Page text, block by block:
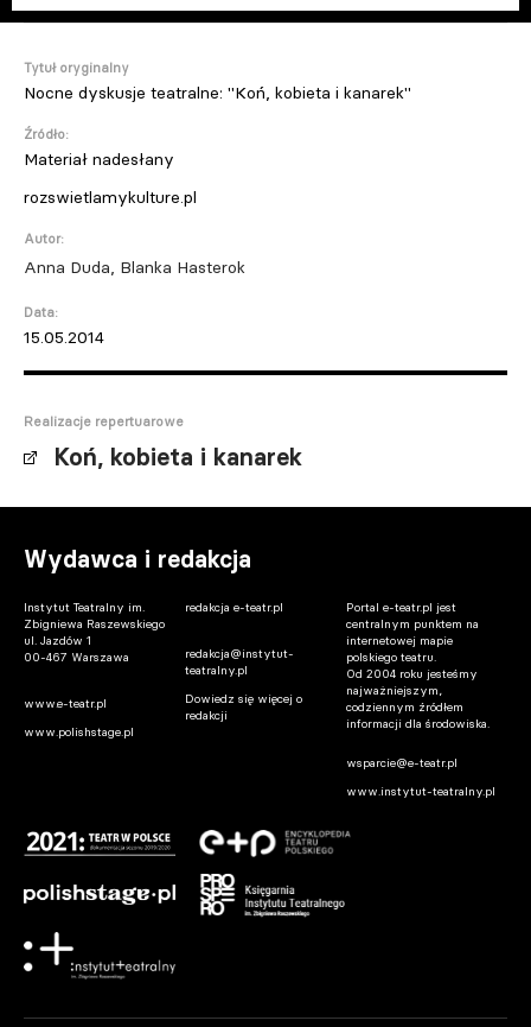
Tytuł oryginalny
Nocne dyskusje teatralne: "Koń, kobieta i kanarek"
Źródło:
Materiał nadesłany
rozswietlamykulture.pl
Autor:
Anna Duda, Blanka Hasterok
Data:
15.05.2014
Realizacje repertuarowe
Koń, kobieta i kanarek
Wydawca i redakcja
Instytut Teatralny im.
Zbigniewa Raszewskiego
ul. Jazdów 1
00-467 Warszawa
www.e-teatr.pl
www.polishstage.pl
redakcja e-teatr.pl
redakcja@instytut-
teatralny.pl
Dowiedz się więcej o
redakcji
Portal e-teatr.pl jest
centralnym punktem na
internetowej mapie
polskiego teatru.
Od 2004 roku jesteśmy
najważniejszym,
codziennym źródłem
informacji dla środowiska.
wsparcie@e-teatr.pl
www.instytut-teatralny.pl